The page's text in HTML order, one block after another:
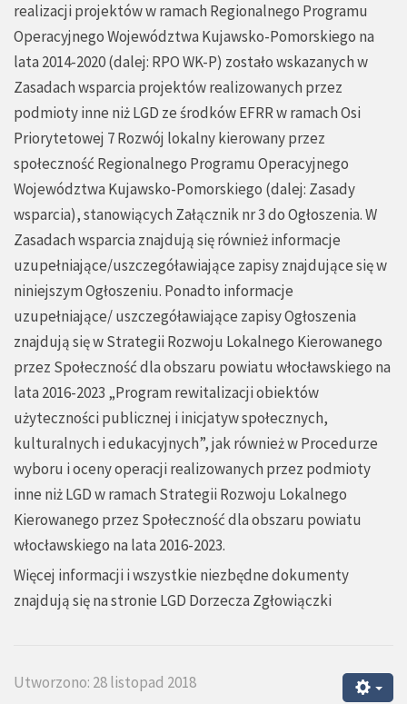
realizacji projektów w ramach Regionalnego Programu
Operacyjnego Województwa Kujawsko-Pomorskiego na
lata 2014-2020 (dalej: RPO WK-P) zostało wskazanych w
Zasadach wsparcia projektów realizowanych przez
podmioty inne niż LGD ze środków EFRR w ramach Osi
Priorytetowej 7 Rozwój lokalny kierowany przez
społeczność Regionalnego Programu Operacyjnego
Województwa Kujawsko-Pomorskiego (dalej: Zasady
wsparcia), stanowiących Załącznik nr 3 do Ogłoszenia. W
Zasadach wsparcia znajdują się również informacje
uzupełniające/uszczegóławiające zapisy znajdujące się w
niniejszym Ogłoszeniu. Ponadto informacje
uzupełniające/ uszczegóławiające zapisy Ogłoszenia
znajdują się w Strategii Rozwoju Lokalnego Kierowanego
przez Społeczność dla obszaru powiatu włocławskiego na
lata 2016-2023 „Program rewitalizacji obiektów
użyteczności publicznej i inicjatyw społecznych,
kulturalnych i edukacyjnych”, jak również w Procedurze
wyboru i oceny operacji realizowanych przez podmioty
inne niż LGD w ramach Strategii Rozwoju Lokalnego
Kierowanego przez Społeczność dla obszaru powiatu
włocławskiego na lata 2016-2023.
Więcej informacji i wszystkie niezbędne dokumenty
znajdują się na stronie LGD Dorzecza Zgłowiączki
Utworzono: 28 listopad 2018